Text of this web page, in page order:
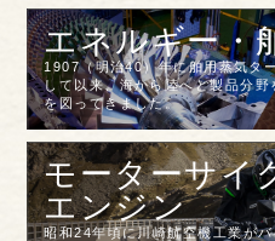
エネルギー・
1907（明治40）年に舶用蒸気タ
して以来、海から陸へと製品分野
を図ってきました。
モーターサイ
エンジン
昭和24年頃に川崎航空機工業が